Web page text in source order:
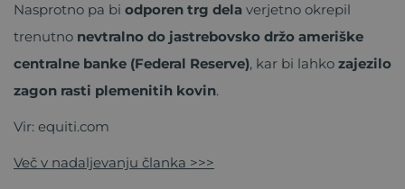
Nasprotno pa bi odporen trg dela verjetno okrepil
trenutno nevtralno do jastrebovsko držo ameriške
centralne banke (Federal Reserve), kar bi lahko zajezilo
zagon rasti plemenitih kovin.
Vir: equiti.com
Več v nadaljevanju članka >>>